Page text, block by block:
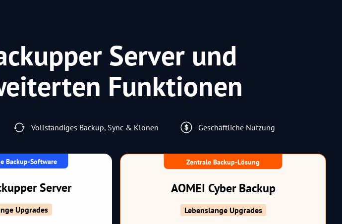
Server und
Funktionen
Vollständiges Backup, Sync & Klonen Geschäftliche Nutzung
Backup-Software
Server
Upgrades
Zentrale Backup-Lösung
AOMEI Cyber Backup
Lebenslange Upgrades